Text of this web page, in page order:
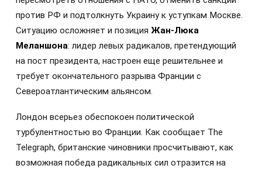
против РФ и подтолкнуть Украину к уступкам Москве.
Ситуацию осложняет и позиция Жан-Люка
Меланшона: лидер левых радикалов, претендующий
на пост президента, настроен еще решительнее и
требует окончательного разрыва Франции с
Североатлантическим альянсом.
Лондон всерьез обеспокоен политической
турбулентностью во Франции. Как сообщает The
Telegraph, британские чиновники просчитывают, как
возможная победа радикальных сил отразится на